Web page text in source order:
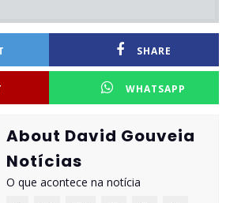
SHARE
WHATSAPP
About David Gouveia
Notícias
O que acontece na notícia